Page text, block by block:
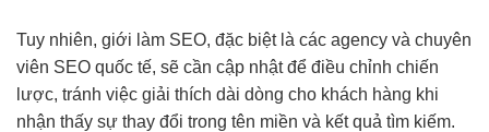
Tuy nhiên, giới làm SEO, đặc biệt là các agency và chuyên
viên SEO quốc tế, sẽ cần cập nhật để điều chỉnh chiến
lược, tránh việc giải thích dài dòng cho khách hàng khi
nhận thấy sự thay đổi trong tên miền và kết quả tìm kiếm.